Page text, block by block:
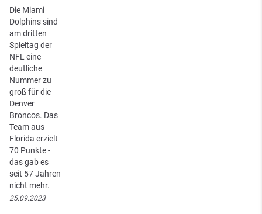
Die Miami
Dolphins sind
am dritten
Spieltag der
NFL eine
deutliche
Nummer zu
groß für die
Denver
Broncos. Das
Team aus
Florida erzielt
70 Punkte -
das gab es
seit 57 Jahren
nicht mehr.
25.09.2023